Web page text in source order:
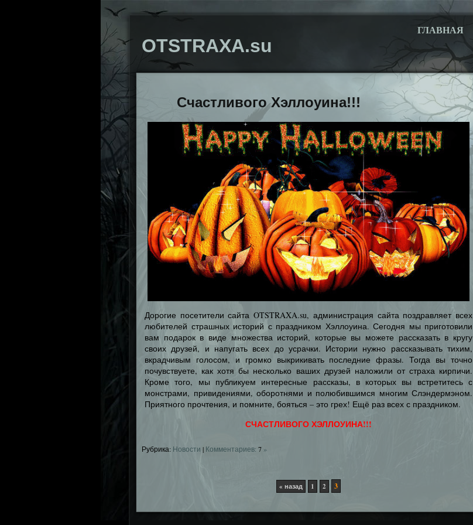
OTSTRAXA.su
ГЛАВНАЯ
Счастливого Хэллоуина!!!
Дорогие посетители сайта OTSTRAXA.su, администрация сайта поздравляет всех
любителей страшных историй с праздником Хэллоуина. Сегодня мы приготовили
вам подарок в виде множества историй, которые вы можете рассказать в кругу
своих друзей, и напугать всех до усрачки. Истории нужно рассказывать тихим,
вкрадчивым голосом, и громко выкрикивать последние фразы. Тогда вы точно
почувствуете, как хотя бы несколько ваших друзей наложили от страха кирпичи.
Кроме того, мы публикуем интересные рассказы, в которых вы встретитесь с
монстрами, привидениями, оборотнями и полюбившимся многим Слэндермэном.
Приятного прочтения, и помните, бояться – это грех! Ещё раз всех с праздником.
СЧАСТЛИВОГО ХЭЛЛОУИНА!!!
Рубрика: Новости | Комментариев: 7 »
« назад 1 2 3